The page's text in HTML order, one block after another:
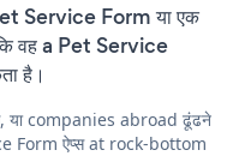
Service Form या एक
वह a Pet Service
है।
या companies abroad ढूंढने
Form ऐप्स at rock-bottom